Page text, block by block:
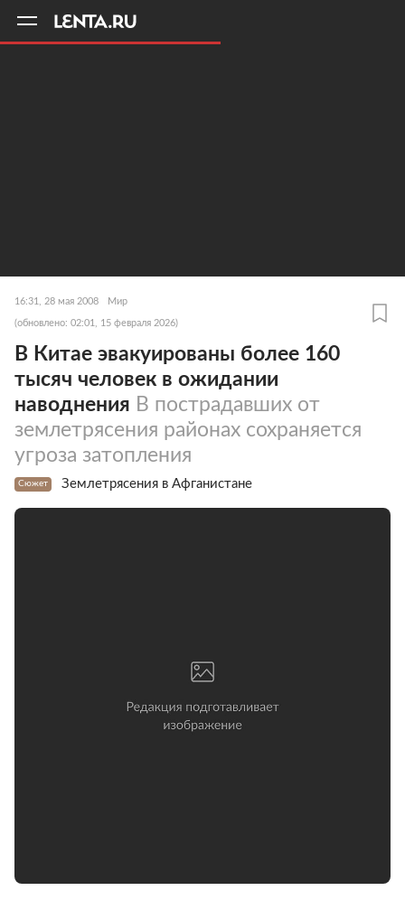
16:31, 28 мая 2008 Мир
(обновлено: 02:01, 15 февраля 2026)
В Китае эвакуированы более 160
тысяч человек в ожидании
наводнения В пострадавших от
землетрясения районах сохраняется
угроза затопления
Сюжет Землетрясения в Афганистане